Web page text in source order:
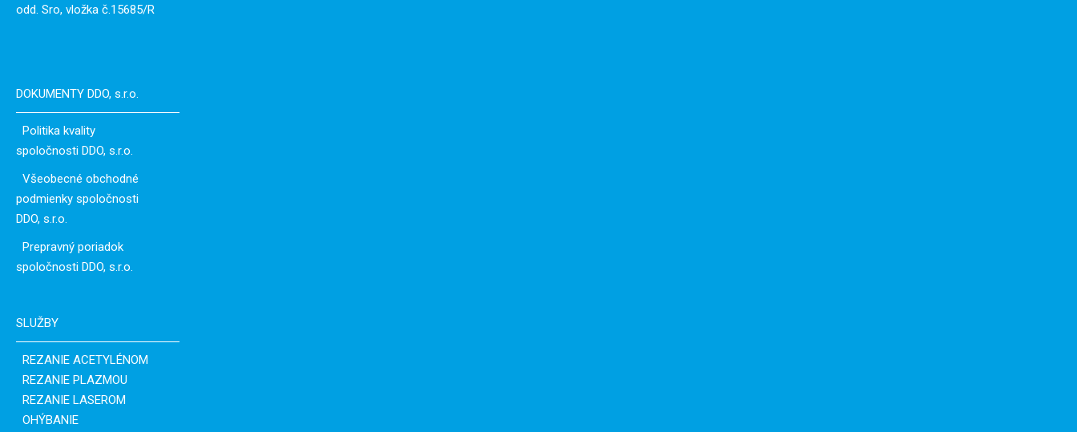
odd. Sro, vložka č.15685/R
DOKUMENTY DDO, s.r.o.
Politika kvality
spoločnosti DDO, s.r.o.
Všeobecné obchodné
podmienky spoločnosti
DDO, s.r.o.
Prepravný poriadok
spoločnosti DDO, s.r.o.
SLUŽBY
REZANIE ACETYLÉNOM
REZANIE PLAZMOU
REZANIE LASEROM
OHÝBANIE